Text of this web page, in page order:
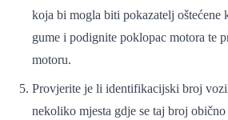
koja bi mogla biti pokazatelj oštećene
gume i podignite poklopac motora te
motoru.
Provjerite je li identifikacijski broj
nekoliko mjesta gdje se taj broj